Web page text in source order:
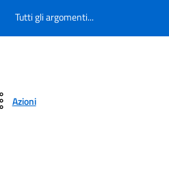
Tutti gli argomenti...
Azioni